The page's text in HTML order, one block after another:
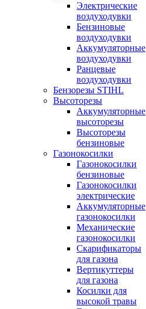
Электрические
воздуходувки
Бензиновые
воздуходувки
Аккумуляторные
воздуходувки
Ранцевые
воздуходувки
Бензорезы STIHL
Высоторезы
Аккумуляторные
высоторезы
Высоторезы
бензиновые
Газонокосилки
Газонокосилки
бензиновые
Газонокосилки
электрические
Аккумуляторные
газонокосилки
Механические
газонокосилки
Скарификаторы
для газона
Вертикуттеры
для газона
Косилки для
высокой травы